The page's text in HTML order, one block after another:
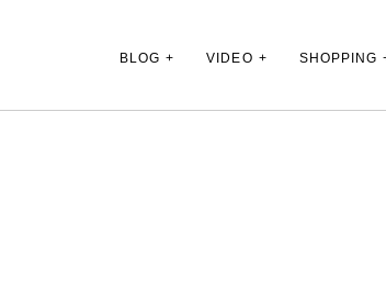
Main Menu
BLOG VIDEO SHOPPING